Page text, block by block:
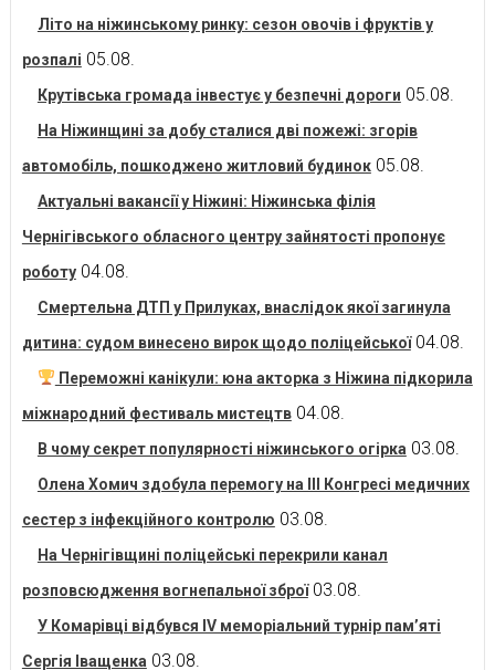
Літо на ніжинському ринку: сезон овочів і фруктів у
розпалі 05.08.
Крутівська громада інвестує у безпечні дороги 05.08.
На Ніжинщині за добу сталися дві пожежі: згорів
автомобіль, пошкоджено житловий будинок 05.08.
Актуальні вакансії у Ніжині: Ніжинська філія
Чернігівського обласного центру зайнятості пропонує
роботу 04.08.
Смертельна ДТП у Прилуках, внаслідок якої загинула
дитина: судом винесено вирок щодо поліцейської 04.08.
Переможні канікули: юна акторка з Ніжина підкорила
міжнародний фестиваль мистецтв 04.08.
В чому секрет популярності ніжинського огірка 03.08.
Олена Хомич здобула перемогу на ІІІ Конгресі медичних
сестер з інфекційного контролю 03.08.
На Чернігівщині поліцейські перекрили канал
розповсюдження вогнепальної зброї 03.08.
У Комарівці відбувся IV меморіальний турнір пам’яті
Сергія Іващенка 03.08.